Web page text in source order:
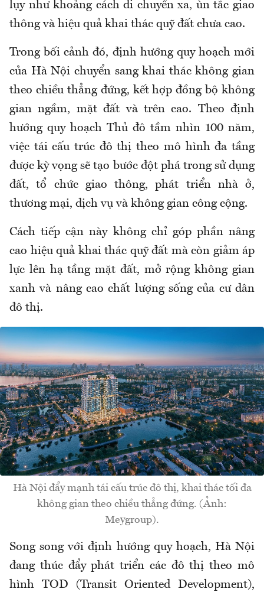
lụy như khoảng cách di chuyển xa, ùn tắc giao
thông và hiệu quả khai thác quỹ đất chưa cao.
Trong bối cảnh đó, định hướng quy hoạch mới
của Hà Nội chuyển sang khai thác không gian
theo chiều thẳng đứng, kết hợp đồng bộ không
gian ngầm, mặt đất và trên cao. Theo định
hướng quy hoạch Thủ đô tầm nhìn 100 năm,
việc tái cấu trúc đô thị theo mô hình đa tầng
được kỳ vọng sẽ tạo bước đột phá trong sử dụng
đất, tổ chức giao thông, phát triển nhà ở,
thương mại, dịch vụ và không gian công cộng.
Cách tiếp cận này không chỉ góp phần nâng
cao hiệu quả khai thác quỹ đất mà còn giảm áp
lực lên hạ tầng mặt đất, mở rộng không gian
xanh và nâng cao chất lượng sống của cư dân
đô thị.
Hà Nội đẩy mạnh tái cấu trúc đô thị, khai thác tối đa
không gian theo chiều thẳng đứng. (Ảnh:
Meygroup).
Song song với định hướng quy hoạch, Hà Nội
đang thúc đẩy phát triển các đô thị theo mô
hình TOD (Transit Oriented Development),